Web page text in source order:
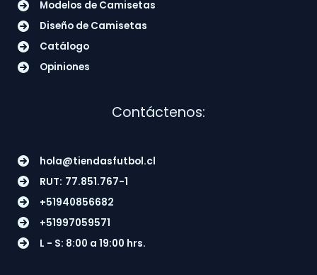
Modelos de Camisetas
Diseño de Camisetas
Catálogo
Opiniones
Contáctenos:
hola@tiendasfutbol.cl
RUT: 77.851.767-1
+51940856682
+51997059571
L - S: 8:00 a 19:00 hrs.